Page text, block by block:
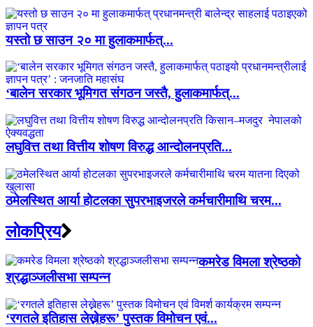
यस्तो छ साउन २० मा हुलाकमार्फत्...
‘बालेन सरकार भूमिगत संगठन जस्तै, हुलाकमार्फत्...
लघुवित्त तथा वित्तीय शोषण विरुद्ध आन्दोलनप्रति...
ठमेलस्थित आर्या होटलका सुपरभाइजरले कर्मचारीमाथि चरम...
लाेकप्रिय
कमरेड विमला श्रेष्ठको
श्रद्धाञ्जलीसभा सम्पन्न
‘रगतले इतिहास लेख्नेहरू’ पुस्तक विमोचन एवं...